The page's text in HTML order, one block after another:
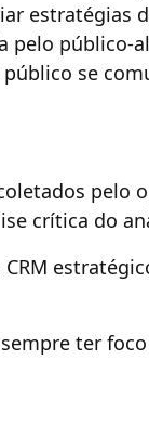
estratégias
pelo público-
se
pelo
crítica do
sempre ter